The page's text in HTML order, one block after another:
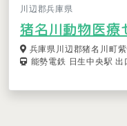
川辺郡兵庫県
猪名川動物医療
兵庫県川辺郡猪名川町
能勢電鉄 日生中央駅